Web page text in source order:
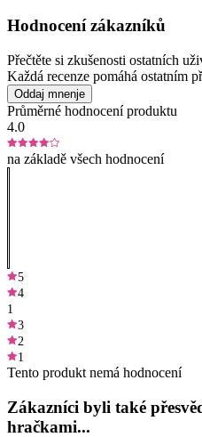
Hodnocení zákazníků
Přečtěte si zkušenosti ostatních
Každá recenze pomáhá ostatním
Oddaj mnenje
Průměrné hodnocení produktu
4.0
na základě všech hodnocení
5
4
1
3
2
1
Tento produkt nemá hodnocení
Zákazníci byli také
hračkami...